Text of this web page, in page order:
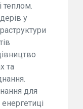
теплом.
у
та
для